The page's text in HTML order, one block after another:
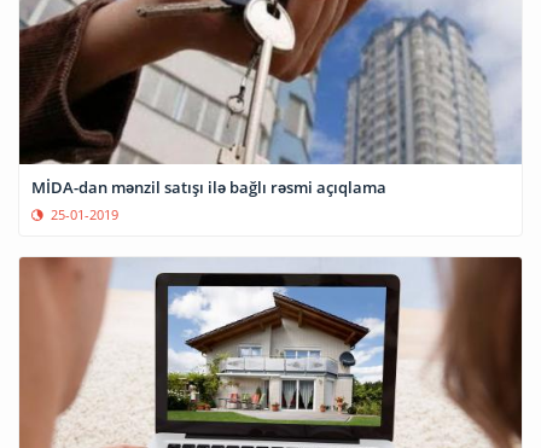
MİDA-dan mənzil satışı ilə bağlı rəsmi açıqlama
25-01-2019